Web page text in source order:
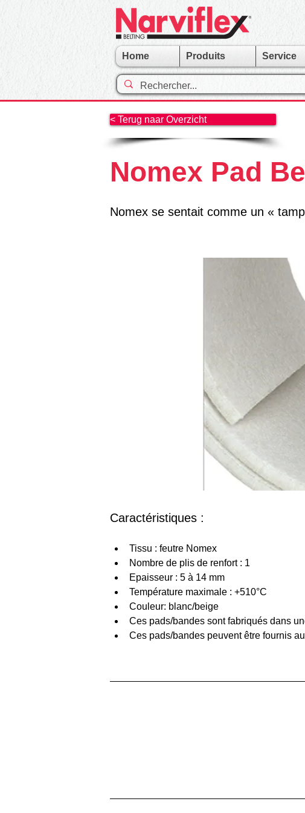
Home Produits Service
< Terug naar Overzicht
Nomex Pad
Nomex se sentait comme un «
Caractéristiques :
Tissu : feutre Nomex
Nombre de plis de renfort : 1
Epaisseur : 5 à 14 mm
Température maximale : +510°C
Couleur: blanc/beige
Ces pads/bandes sont fabriqués dans
Ces pads/bandes peuvent être fournis